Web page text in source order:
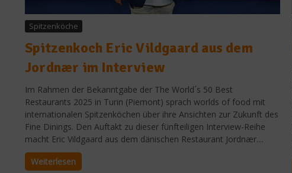
Spitzenköche
Spitzenkoch Eric Vildgaard aus dem
Jordnær im Interview
Im Rahmen der Bekanntgabe der The World´s 50 Best
Restaurants 2025 in Turin (Piemont) sprach worlds of food mit
internationalen Spitzenköchen über ihre Ansichten zur Zukunft des
Fine Dinings. Den Auftakt zu dieser fünfteiligen Interview-Reihe
macht Eric Vildgaard aus dem dänischen Restaurant Jordnær....
Weiterlesen